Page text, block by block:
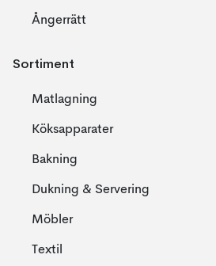
Ångerrätt
Sortiment
Matlagning
Köksapparater
Bakning
Dukning & Servering
Möbler
Textil